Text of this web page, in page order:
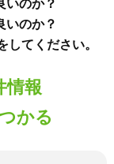
いのか？
いのか？
てください。
情報
かる